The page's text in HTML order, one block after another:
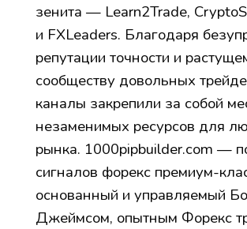
зенита — Learn2Trade,
и FXLeaders. Благодаря
репутации точности и
сообществу довольных
каналы закрепили за собой
незаменимых ресурсов для
рынка. 1000pipbuilder.com —
сигналов форекс премиум-
основанный и управляемый
Джеймсом, опытным Форекс